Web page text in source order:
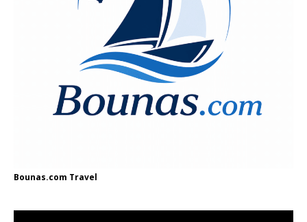
Bounas.com Travel